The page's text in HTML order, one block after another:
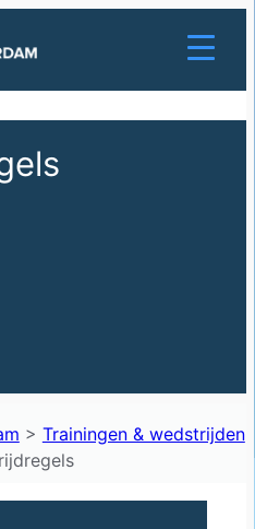
> Trainingen & wedstrijden